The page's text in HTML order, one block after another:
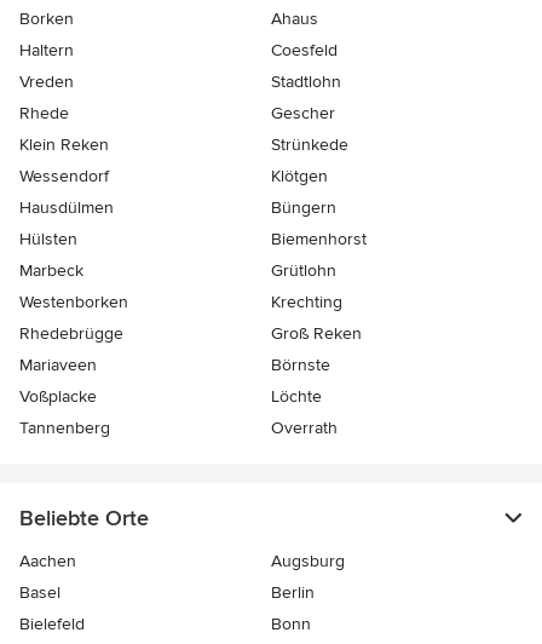
Borken
Ahaus
Haltern
Coesfeld
Vreden
Stadtlohn
Rhede
Gescher
Klein Reken
Strünkede
Wessendorf
Klötgen
Hausdülmen
Büngern
Hülsten
Biemenhorst
Marbeck
Grütlohn
Westenborken
Krechting
Rhedebrügge
Groß Reken
Mariaveen
Börnste
Voßplacke
Löchte
Tannenberg
Overrath
Beliebte Orte
Aachen
Augsburg
Basel
Berlin
Bielefeld
Bonn